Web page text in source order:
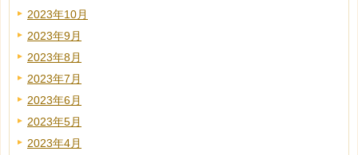
2023年10月
2023年9月
2023年8月
2023年7月
2023年6月
2023年5月
2023年4月